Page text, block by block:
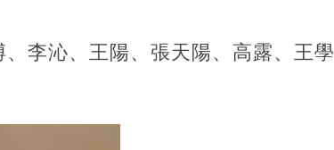
李沁、王陽、張天陽、高露、王學